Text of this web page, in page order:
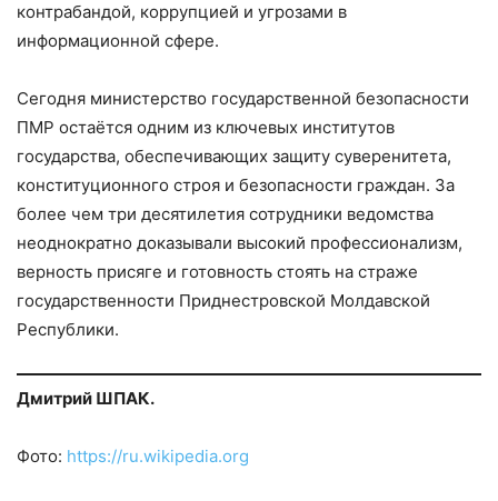
контрабандой, коррупцией и угрозами в
информационной сфере.
Сегодня министерство государственной безопасности
ПМР остаётся одним из ключевых институтов
государства, обеспечивающих защиту суверенитета,
конституционного строя и безопасности граждан. За
более чем три десятилетия сотрудники ведомства
неоднократно доказывали высокий профессионализм,
верность присяге и готовность стоять на страже
государственности Приднестровской Молдавской
Республики.
Дмитрий ШПАК.
Фото: https://ru.wikipedia.org